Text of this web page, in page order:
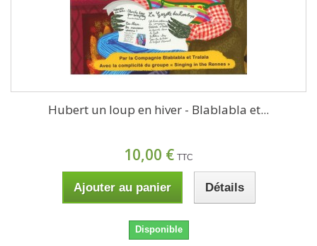
Hubert un loup en hiver - Blablabla et...
10,00 € TTC
Ajouter au panier Détails
Disponible